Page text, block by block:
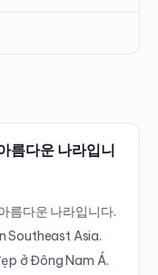
름다운 나라입니
름다운 나라입니다.
Southeast Asia.
ở Đông Nam Á.